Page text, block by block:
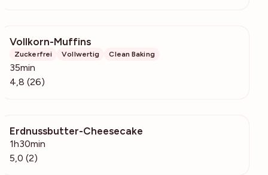
Vollkorn-Muffins
Zuckerfrei Vollwertig Clean Baking
35min
4,8 (26)
Erdnussbutter-Cheesecake
1h30min
5,0 (2)